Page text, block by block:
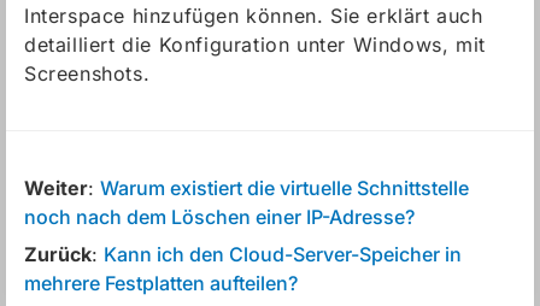
Interspace hinzufügen können. Sie erklärt auch
detailliert die Konfiguration unter Windows, mit
Screenshots.
Weiter: Warum existiert die virtuelle Schnittstelle
noch nach dem Löschen einer IP-Adresse?
Zurück: Kann ich den Cloud-Server-Speicher in
mehrere Festplatten aufteilen?